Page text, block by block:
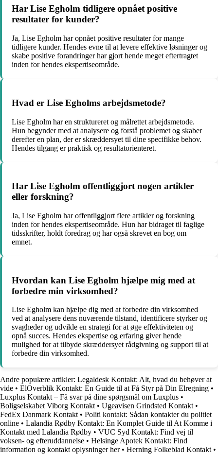
Har Lise Egholm tidligere opnået positive
resultater for kunder?
Ja, Lise Egholm har opnået positive resultater for mange
tidligere kunder. Hendes evne til at levere effektive løsninger og
skabe positive forandringer har gjort hende meget eftertragtet
inden for hendes ekspertiseområde.
Hvad er Lise Egholms arbejdsmetode?
Lise Egholm har en struktureret og målrettet arbejdsmetode.
Hun begynder med at analysere og forstå problemet og skaber
derefter en plan, der er skræddersyet til dine specifikke behov.
Hendes tilgang er praktisk og resultatorienteret.
Har Lise Egholm offentliggjort nogen artikler
eller forskning?
Ja, Lise Egholm har offentliggjort flere artikler og forskning
inden for hendes ekspertiseområde. Hun har bidraget til faglige
tidsskrifter, holdt foredrag og har også skrevet en bog om
emnet.
Hvordan kan Lise Egholm hjælpe mig med at
forbedre min virksomhed?
Lise Egholm kan hjælpe dig med at forbedre din virksomhed
ved at analysere dens nuværende tilstand, identificere styrker og
svagheder og udvikle en strategi for at øge effektiviteten og
opnå succes. Hendes ekspertise og erfaring giver hende
mulighed for at tilbyde skræddersyet rådgivning og support til at
forbedre din virksomhed.
Andre populære artikler: Legaldesk Kontakt: Alt, hvad du behøver at
vide • ElOverblik Kontakt: En Guide til at Få Styr på Din Elregning •
Luxplus Kontakt – Få svar på dine spørgsmål om Luxplus •
Boligselskabet Viborg Kontakt • Ugeavisen Grindsted Kontakt •
FedEx Danmark Kontakt • Politi kontakt: Sådan kontakter du politiet
online • Lalandia Rødby Kontakt: En Komplet Guide til At Komme i
Kontakt med Lalandia Rødby • VUC Syd Kontakt: Find vej til
voksen- og efteruddannelse • Helsinge Apotek Kontakt: Find
information og kontakt oplysninger her• Herning Folkeblad Kontakt •